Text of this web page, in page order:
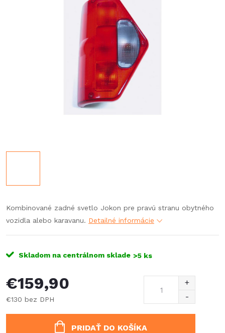
Kombinované zadné svetlo Jokon pre pravú stranu obytného
vozidla alebo karavanu. Detailné informácie
Skladom na centrálnom sklade >5 ks
€159,90
€130 bez DPH
PRIDAŤ DO KOŠÍKA